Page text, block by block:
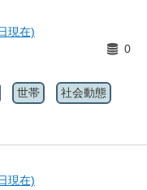
現在)
0
世帯 社会動態
現在)